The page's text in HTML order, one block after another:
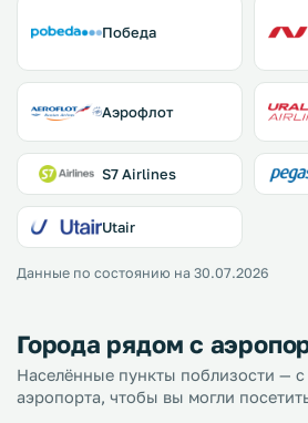
Победа
Аэрофлот
S7 Airlines
Utair
Данные по состоянию на 30.07.2026
Города рядом с
Населённые пункты поблизости —
аэропорта, чтобы вы могли